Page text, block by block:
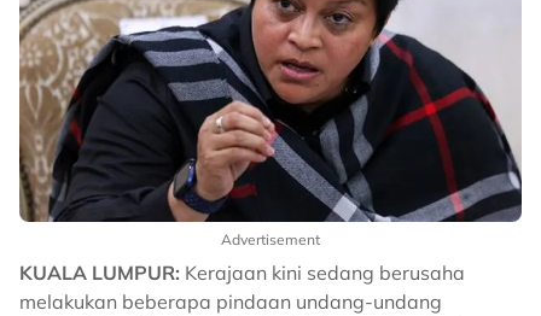
Advertisement
KUALA LUMPUR: Kerajaan kini sedang berusaha
melakukan beberapa pindaan undang-undang